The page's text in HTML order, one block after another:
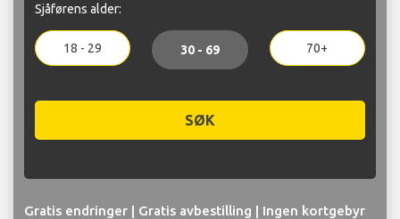
Sjåførens alder:
18 - 29 30 - 69 70+
SØK
Gratis endringer | Gratis avbestilling | Ingen kortgebyr